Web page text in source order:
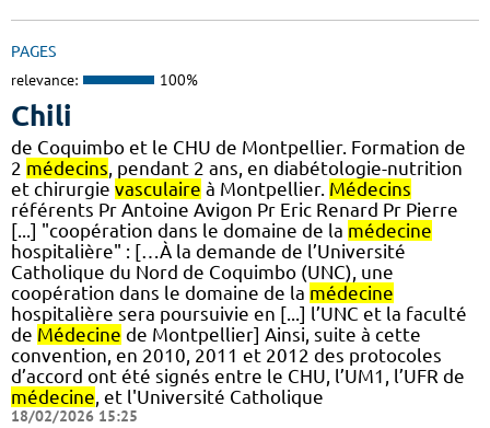
PAGES
relevance: 100%
Chili
de Coquimbo et le CHU de Montpellier. Formation de
2 médecins, pendant 2 ans, en diabétologie-nutrition
et chirurgie vasculaire à Montpellier. Médecins
référents Pr Antoine Avigon Pr Eric Renard Pr Pierre
[...] "coopération dans le domaine de la médecine
hospitalière" : […À la demande de l’Université
Catholique du Nord de Coquimbo (UNC), une
coopération dans le domaine de la médecine
hospitalière sera poursuivie en [...] l’UNC et la faculté
de Médecine de Montpellier] Ainsi, suite à cette
convention, en 2010, 2011 et 2012 des protocoles
d’accord ont été signés entre le CHU, l’UM1, l’UFR de
médecine, et l'Université Catholique
18/02/2026 15:25